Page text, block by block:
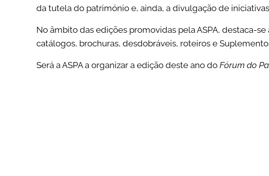
da tutela do património e, ainda, a divulgação de
No âmbito das edições promovidas pela ASPA, destaca-se
catálogos, brochuras, desdobráveis, roteiros e
Será a ASPA a organizar a edição deste ano do Fórum do